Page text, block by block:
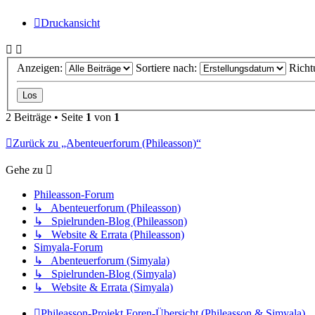
Druckansicht
Anzeigen: Sortiere nach:
2 Beiträge • Seite 1 von 1
Zurück zu „Abenteuerforum (Phileasson)“
Gehe zu
Phileasson-Forum
↳ Abenteuerforum (Phileasson)
↳ Spielrunden-Blog (Phileasson)
↳ Website & Errata (Phileasson)
Simyala-Forum
↳ Abenteuerforum (Simyala)
↳ Spielrunden-Blog (Simyala)
↳ Website & Errata (Simyala)